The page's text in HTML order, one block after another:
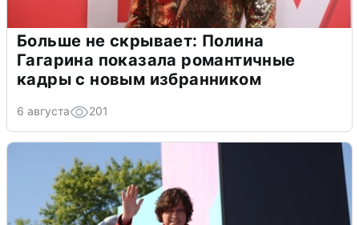
Больше не скрывает: Полина
Гагарина показала романтичные
кадры с новым избранником
6 августа 201